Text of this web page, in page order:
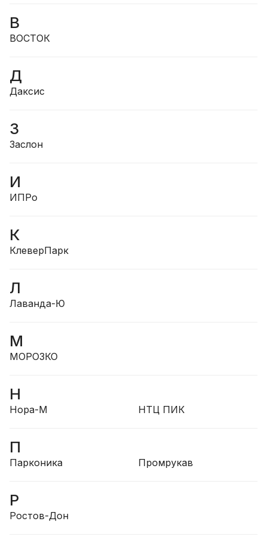
В
ВОСТОК
Д
Даксис
З
Заслон
И
ИПРо
К
КлеверПарк
Л
Лаванда-Ю
М
МОРОЗКО
Н
Нора-М НТЦ ПИК
П
Парконика Промрукав
Р
Ростов-Дон